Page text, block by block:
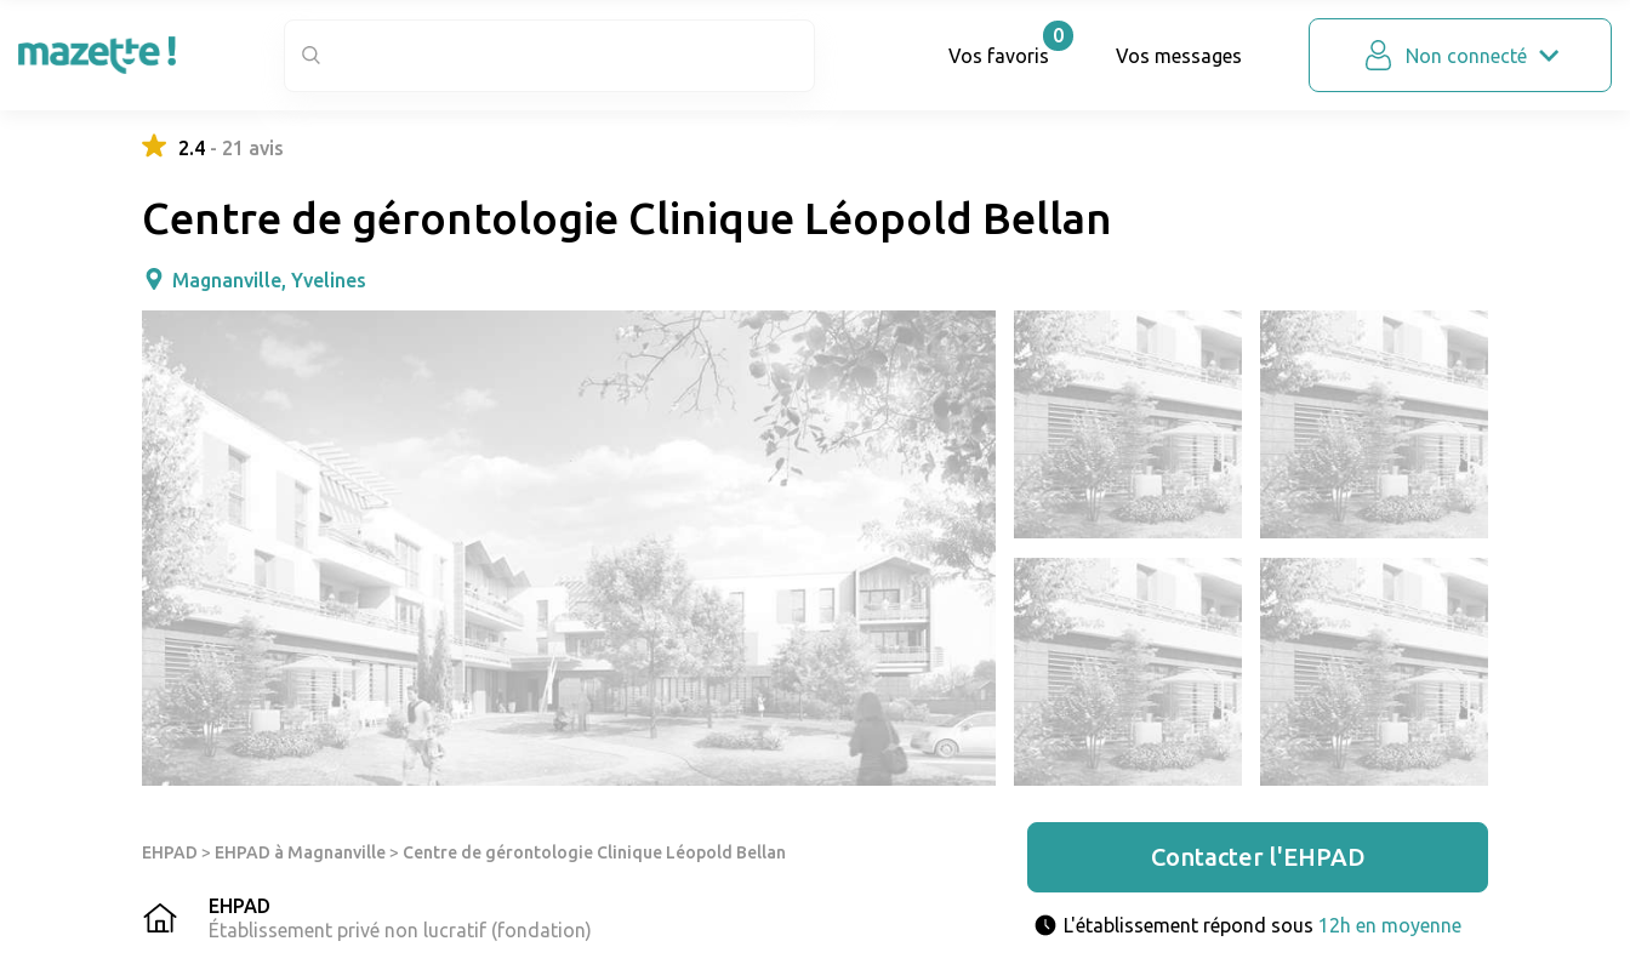
Vos favoris
0
Vos messages
Non connecté
2.4 - 21 avis
Centre de gérontologie Clinique Léopold Bellan
Magnanville, Yvelines
EHPAD > EHPAD à Magnanville > Centre de gérontologie Clinique Léopold Bellan
EHPAD
Établissement privé non lucratif (fondation)
Contacter l'EHPAD
L'établissement répond sous 12h en moyenne